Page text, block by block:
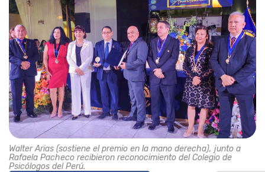
Walter Arias (sostiene el premio en la mano derecha), junto a
Rafaela Pacheco recibieron reconocimiento del Colegio de
Psicólogos del Perú.